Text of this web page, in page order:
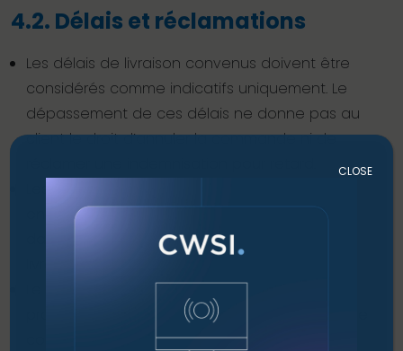
4.2. Délais et réclamations
Les délais de livraison convenus doivent être
considérés comme indicatifs uniquement. Le
dépassement de ces délais ne donne pas au
client le droit d’annuler la commande ni de
Les réclamations concernant des produits
endommagés doivent être signalées à CWSI
dans les cinq (5) jours ouvrables suivant la
Le logiciel reste la propriété exclusive des
producteurs respectifs ; le client est tenu de se
conformer à toutes les conditions générales
CLOSE